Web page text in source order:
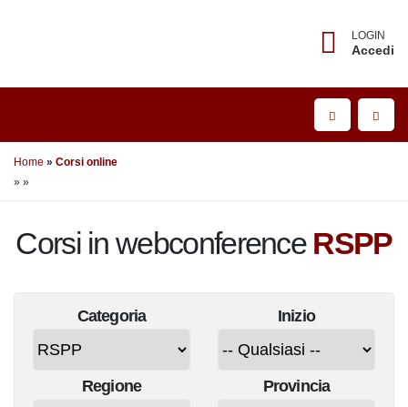
LOGIN
Accedi
Home
Corsi online
»»
Corsi in webconference
Categoria Inizio